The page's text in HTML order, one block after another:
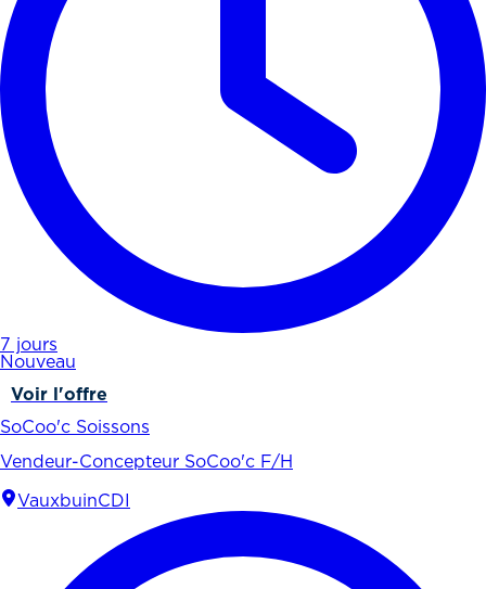
7 jours
Nouveau
Voir l'offre
SoCoo'c Soissons
Vendeur-Concepteur SoCoo'c F/H
VauxbuinCDI